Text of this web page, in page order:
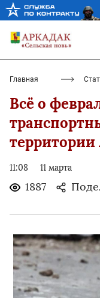
Главная
Всё о
территории
11:08 11 марта
1887